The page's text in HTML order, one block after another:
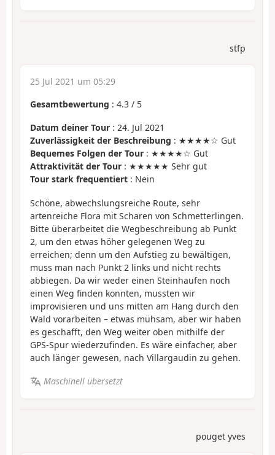
stfp
25 Jul 2021 um 05:29
Gesamtbewertung : 4.3 / 5
Datum deiner Tour : 24. Jul 2021
Zuverlässigkeit der Beschreibung : ★★★★☆ Gut
Bequemes Folgen der Tour : ★★★★☆ Gut
Attraktivität der Tour : ★★★★★ Sehr gut
Tour stark frequentiert : Nein
Schöne, abwechslungsreiche Route, sehr
artenreiche Flora mit Scharen von Schmetterlingen.
Bitte überarbeitet die Wegbeschreibung ab Punkt
2, um den etwas höher gelegenen Weg zu
erreichen; denn um den Aufstieg zu bewältigen,
muss man nach Punkt 2 links und nicht rechts
abbiegen. Da wir weder einen Steinhaufen noch
einen Weg finden konnten, mussten wir
improvisieren und uns mitten am Hang durch den
Wald vorarbeiten – etwas mühsam, aber wir haben
es geschafft, den Weg weiter oben mithilfe der
GPS-Spur wiederzufinden. Es wäre einfacher, aber
auch länger gewesen, nach Villargaudin zu gehen.
Maschinell übersetzt
pouget yves